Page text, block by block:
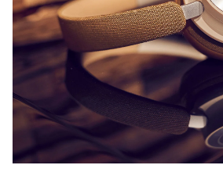
ZAREJESTRUJ
POBRAĆ
Wypełnij formularz, aby uzyskać